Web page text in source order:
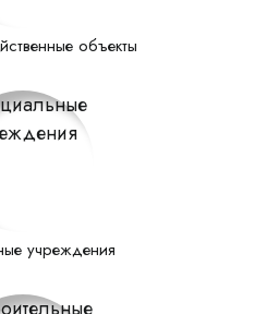
объекты
учреждения